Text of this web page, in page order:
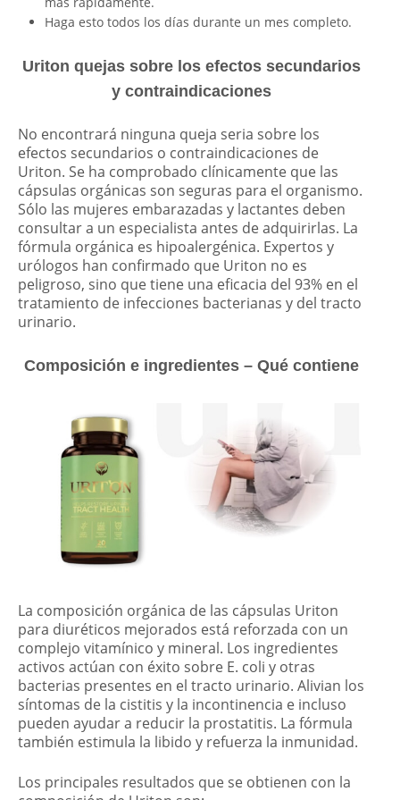
Haga esto todos los días durante un mes completo.
Uriton quejas sobre los efectos secundarios
y contraindicaciones
No encontrará ninguna queja seria sobre los
efectos secundarios o contraindicaciones de
Uriton. Se ha comprobado clínicamente que las
cápsulas orgánicas son seguras para el organismo.
Sólo las mujeres embarazadas y lactantes deben
consultar a un especialista antes de adquirirlas. La
fórmula orgánica es hipoalergénica. Expertos y
urólogos han confirmado que Uriton no es
peligroso, sino que tiene una eficacia del 93% en el
tratamiento de infecciones bacterianas y del tracto
urinario.
Composición e ingredientes – Qué contiene
La composición orgánica de las cápsulas Uriton
para diuréticos mejorados está reforzada con un
complejo vitamínico y mineral. Los ingredientes
activos actúan con éxito sobre E. coli y otras
bacterias presentes en el tracto urinario. Alivian los
síntomas de la cistitis y la incontinencia e incluso
pueden ayudar a reducir la prostatitis. La fórmula
también estimula la libido y refuerza la inmunidad.
Los principales resultados que se obtienen con la